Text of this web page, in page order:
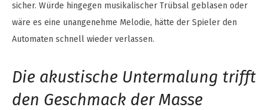
sicher. Würde hingegen musikalischer Trübsal geblasen oder
wäre es eine unangenehme Melodie, hätte der Spieler den
Automaten schnell wieder verlassen.
Die akustische Untermalung trifft
den Geschmack der Masse